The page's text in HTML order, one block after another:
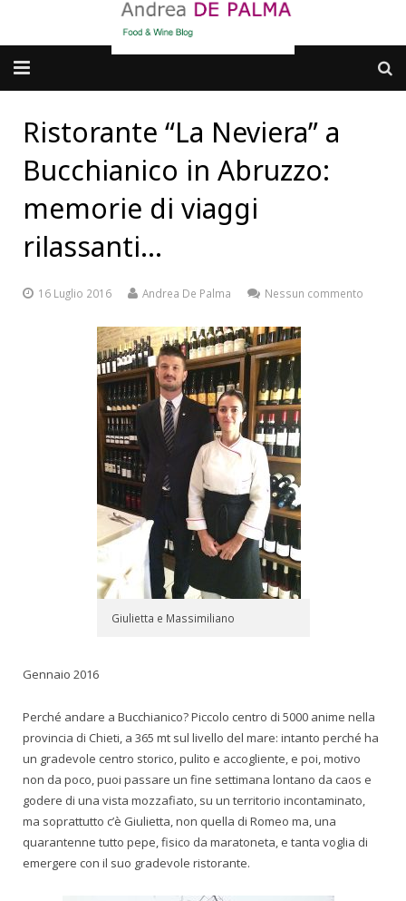
dove MANGIARE
Punti di vista e approfondimenti
Ristorante “La Neviera” a
Bucchianico in Abruzzo:
memorie di viaggi
rilassanti…
16 Luglio 2016 Andrea De Palma Nessun commento
Giulietta e Massimiliano
Gennaio 2016
Perché andare a Bucchianico? Piccolo centro di 5000 anime nella
provincia di Chieti, a 365 mt sul livello del mare: intanto perché ha
un gradevole centro storico, pulito e accogliente, e poi, motivo
non da poco, puoi passare un fine settimana lontano da caos e
godere di una vista mozzafiato, su un territorio incontaminato,
ma soprattutto c’è Giulietta, non quella di Romeo ma, una
quarantenne tutto pepe, fisico da maratoneta, e tanta voglia di
emergere con il suo gradevole ristorante.